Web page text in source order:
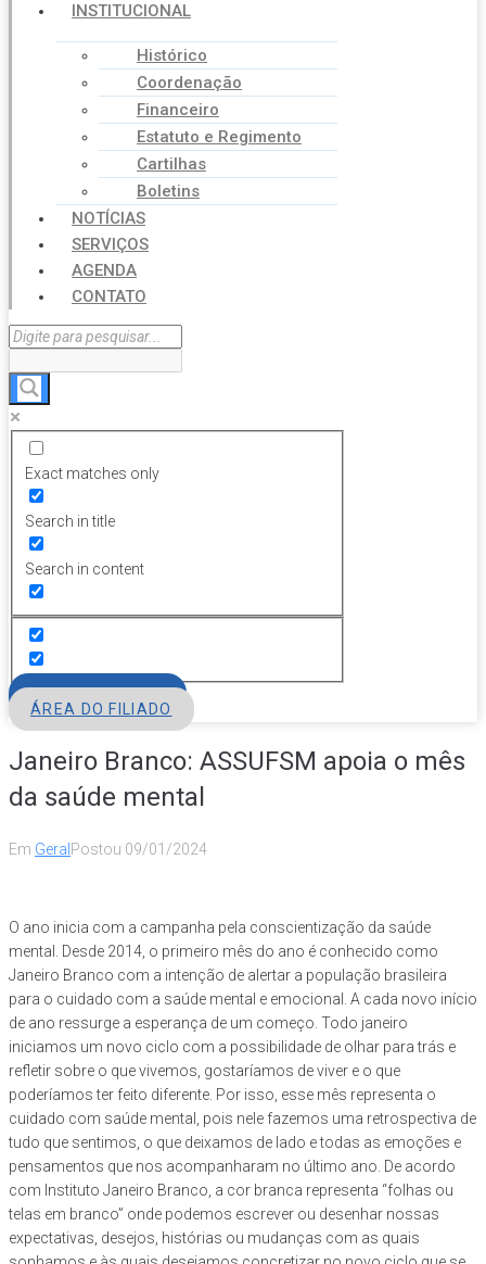
INSTITUCIONAL
Histórico
Coordenação
Financeiro
Estatuto e Regimento
Cartilhas
Boletins
NOTÍCIAS
SERVIÇOS
AGENDA
CONTATO
Exact matches only
Search in title
Search in content
ÁREA DO FILIADO
Janeiro Branco: ASSUFSM apoia o mês
da saúde mental
Em Geral Postou 09/01/2024
O ano inicia com a campanha pela conscientização da saúde
mental. Desde 2014, o primeiro mês do ano é conhecido como
Janeiro Branco com a intenção de alertar a população brasileira
para o cuidado com a saúde mental e emocional. A cada novo início
de ano ressurge a esperança de um começo. Todo janeiro
iniciamos um novo ciclo com a possibilidade de olhar para trás e
refletir sobre o que vivemos, gostaríamos de viver e o que
poderíamos ter feito diferente. Por isso, esse mês representa o
cuidado com saúde mental, pois nele fazemos uma retrospectiva de
tudo que sentimos, o que deixamos de lado e todas as emoções e
pensamentos que nos acompanharam no último ano. De acordo
com Instituto Janeiro Branco, a cor branca representa “folhas ou
telas em branco” onde podemos escrever ou desenhar nossas
expectativas, desejos, histórias ou mudanças com as quais